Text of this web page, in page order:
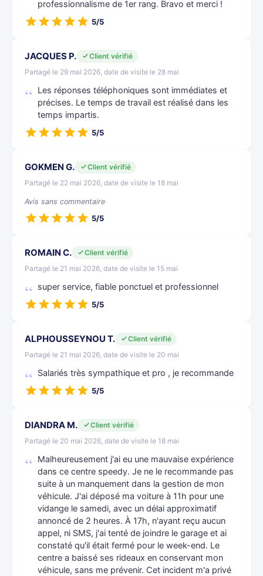
professionnalisme de 1er rang. Bravo et merci !
5/5
JACQUES P.
Client vérifié
Partagé le 29 mai 2026, date de visite le 28 mai
Les réponses téléphoniques sont immédiates et
précises. Le temps de travail est réalisé dans les
temps impartis.
5/5
GOKMEN G.
Client vérifié
Partagé le 22 mai 2026, date de visite le 18 mai
Avis sans commentaire
5/5
ROMAIN C.
Client vérifié
Partagé le 21 mai 2026, date de visite le 15 mai
super service, fiable ponctuel et professionnel
5/5
ALPHOUSSEYNOU T.
Client vérifié
Partagé le 21 mai 2026, date de visite le 20 mai
Salariés très sympathique et pro , je recommande
5/5
DIANDRA M.
Client vérifié
Partagé le 20 mai 2026, date de visite le 18 mai
Malheureusement j'ai eu une mauvaise expérience
dans ce centre speedy. Je ne le recommande pas
suite à un manquement dans la gestion de mon
véhicule. J'ai déposé ma voiture à 11h pour une
vidange le samedi, avec un délai approximatif
annoncé de 2 heures. À 17h, n'ayant reçu aucun
appel, ni SMS, j'ai tenté de joindre le garage et ai
constaté qu'il était fermé pour le week-end. Le
centre a baissé ses rideaux en conservant mon
véhicule, sans me prévenir. Cet incident m'a privé